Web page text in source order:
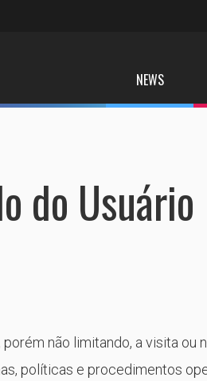
NEWS
do Usuário
não limitando, a visita
políticas e procedimentos